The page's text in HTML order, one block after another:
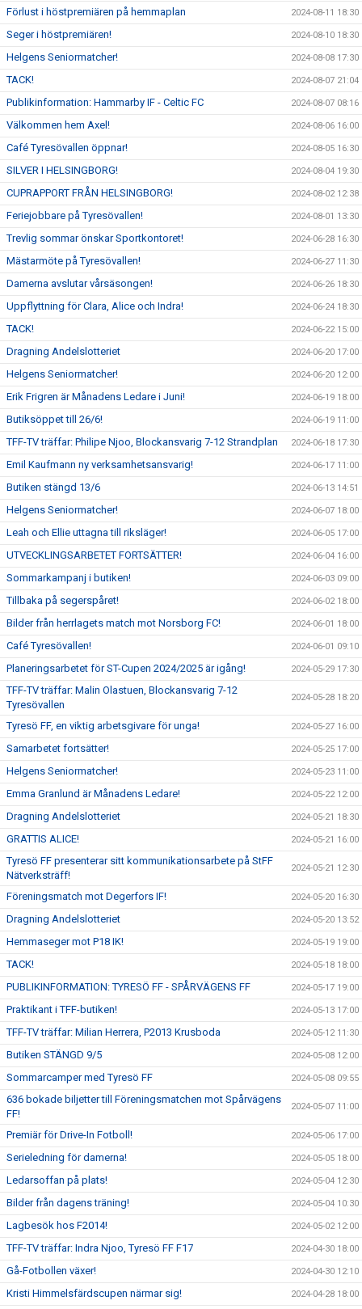
Förlust i höstpremiären på hemmaplan 2024-08-11 18:30
Seger i höstpremiären! 2024-08-10 18:30
Helgens Seniormatcher! 2024-08-08 17:30
TACK! 2024-08-07 21:04
Publikinformation: Hammarby IF - Celtic FC 2024-08-07 08:16
Välkommen hem Axel! 2024-08-06 16:00
Café Tyresövallen öppnar! 2024-08-05 16:30
SILVER I HELSINGBORG! 2024-08-04 19:30
CUPRAPPORT FRÅN HELSINGBORG! 2024-08-02 12:38
Feriejobbare på Tyresövallen! 2024-08-01 13:30
Trevlig sommar önskar Sportkontoret! 2024-06-28 16:30
Mästarmöte på Tyresövallen! 2024-06-27 11:30
Damerna avslutar vårsäsongen! 2024-06-26 18:30
Uppflyttning för Clara, Alice och Indra! 2024-06-24 18:30
TACK! 2024-06-22 15:00
Dragning Andelslotteriet 2024-06-20 17:00
Helgens Seniormatcher! 2024-06-20 12:00
Erik Frigren är Månadens Ledare i Juni! 2024-06-19 18:00
Butiksöppet till 26/6! 2024-06-19 11:00
TFF-TV träffar: Philipe Njoo, Blockansvarig 7-12 Strandplan 2024-06-18 17:30
Emil Kaufmann ny verksamhetsansvarig! 2024-06-17 11:00
Butiken stängd 13/6 2024-06-13 14:51
Helgens Seniormatcher! 2024-06-07 18:00
Leah och Ellie uttagna till riksläger! 2024-06-05 17:00
UTVECKLINGSARBETET FORTSÄTTER! 2024-06-04 16:00
Sommarkampanj i butiken! 2024-06-03 09:00
Tillbaka på segerspåret! 2024-06-02 18:00
Bilder från herrlagets match mot Norsborg FC! 2024-06-01 18:00
Café Tyresövallen! 2024-06-01 09:10
Planeringsarbetet för ST-Cupen 2024/2025 är igång! 2024-05-29 17:30
TFF-TV träffar: Malin Olastuen, Blockansvarig 7-12
Tyresövallen
2024-05-28 18:20
Tyresö FF, en viktig arbetsgivare för unga! 2024-05-27 16:00
Samarbetet fortsätter! 2024-05-25 17:00
Helgens Seniormatcher! 2024-05-23 11:00
Emma Granlund är Månadens Ledare! 2024-05-22 12:00
Dragning Andelslotteriet 2024-05-21 18:30
GRATTIS ALICE! 2024-05-21 16:00
Tyresö FF presenterar sitt kommunikationsarbete på StFF
Nätverksträff!
2024-05-21 12:30
Föreningsmatch mot Degerfors IF! 2024-05-20 16:30
Dragning Andelslotteriet 2024-05-20 13:52
Hemmaseger mot P18 IK! 2024-05-19 19:00
TACK! 2024-05-18 18:00
PUBLIKINFORMATION: TYRESÖ FF - SPÅRVÄGENS FF 2024-05-17 19:00
Praktikant i TFF-butiken! 2024-05-13 17:00
TFF-TV träffar: Milian Herrera, P2013 Krusboda 2024-05-12 11:30
Butiken STÄNGD 9/5 2024-05-08 12:00
Sommarcamper med Tyresö FF 2024-05-08 09:55
636 bokade biljetter till Föreningsmatchen mot Spårvägens
FF!
2024-05-07 11:00
Premiär för Drive-In Fotboll! 2024-05-06 17:00
Serieledning för damerna! 2024-05-05 18:00
Ledarsoffan på plats! 2024-05-04 12:30
Bilder från dagens träning! 2024-05-04 10:30
Lagbesök hos F2014! 2024-05-02 12:00
TFF-TV träffar: Indra Njoo, Tyresö FF F17 2024-04-30 18:00
Gå-Fotbollen växer! 2024-04-30 12:10
Kristi Himmelsfärdscupen närmar sig! 2024-04-28 18:00